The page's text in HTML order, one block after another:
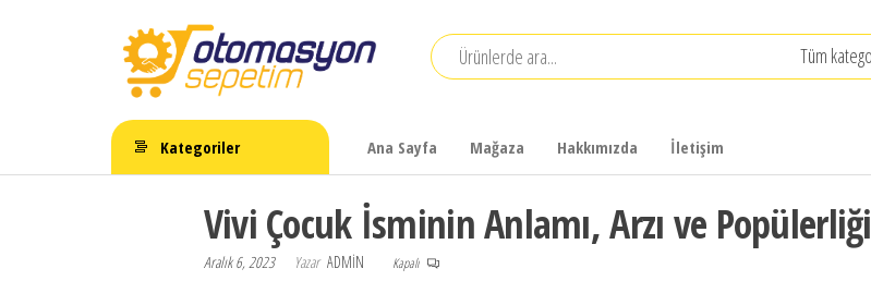
Otomasyon
Sepetim
Kategoriler Ana Sayfa Mağaza Hakkımızda İletişim
Vivi Çocuk İsminin Anlamı, Arzı ve Popülerliği
Aralık 6, 2023 Yazar ADMIN Kapalı